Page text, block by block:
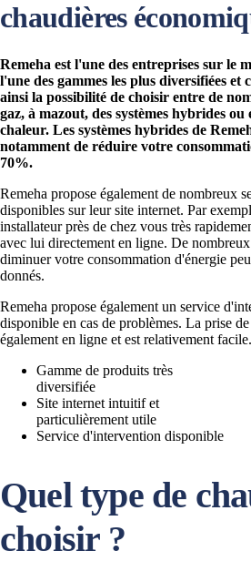
chaudières
Remeha est l'une des entreprises sur le
l'une des gammes les plus diversifiées et
ainsi la possibilité de choisir entre de
gaz, à mazout, des systèmes hybrides ou
chaleur. Les systèmes hybrides de
notamment de réduire votre
70%.
Remeha propose également de nombreux
disponibles sur leur site internet. Par
installateur près de chez vous très
avec lui directement en ligne. De
diminuer votre consommation d'énergie
donnés.
Remeha propose également un service
disponible en cas de problèmes. La prise
également en ligne et est relativement facile.
Gamme de produits très
diversifiée
Site internet intuitif et
particulièrement utile
Service d'intervention disponible
Quel type de
choisir ?